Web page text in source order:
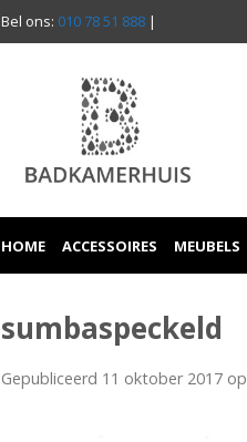
Bel ons: 010 78 51 888 |
HOME ACCESSOIRES MEUBELS
sumbaspeckeld
Gepubliceerd 11 oktober 2017 op